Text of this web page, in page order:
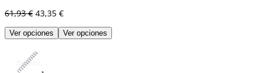
61,93 € 43,35 €
Ver opciones Ver opciones